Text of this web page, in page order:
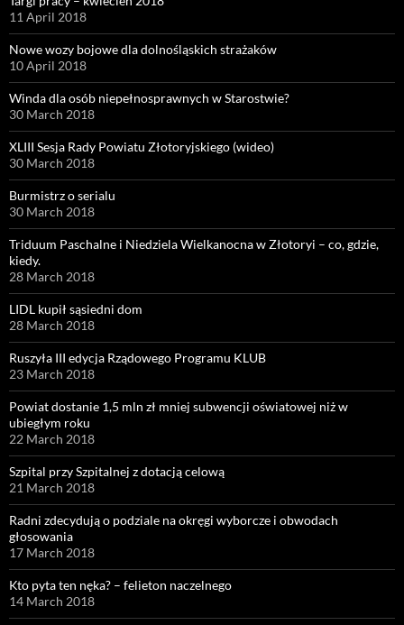
11 April 2018
Nowe wozy bojowe dla dolnośląskich strażaków
10 April 2018
Winda dla osób niepełnosprawnych w Starostwie?
30 March 2018
XLIII Sesja Rady Powiatu Złotoryjskiego (wideo)
30 March 2018
Burmistrz o serialu
30 March 2018
Triduum Paschalne i Niedziela Wielkanocna w Złotoryi – co, gdzie,
kiedy.
28 March 2018
LIDL kupił sąsiedni dom
28 March 2018
Ruszyła III edycja Rządowego Programu KLUB
23 March 2018
Powiat dostanie 1,5 mln zł mniej subwencji oświatowej niż w
ubiegłym roku
22 March 2018
Szpital przy Szpitalnej z dotacją celową
21 March 2018
Radni zdecydują o podziale na okręgi wyborcze i obwodach
głosowania
17 March 2018
Kto pyta ten nęka? – felieton naczelnego
14 March 2018